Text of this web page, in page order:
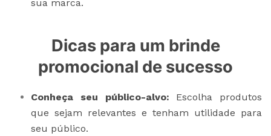
sua marca.
Dicas para um brinde
promocional de sucesso
Conheça seu público-alvo: Escolha produtos
que sejam relevantes e tenham utilidade para
seu público.